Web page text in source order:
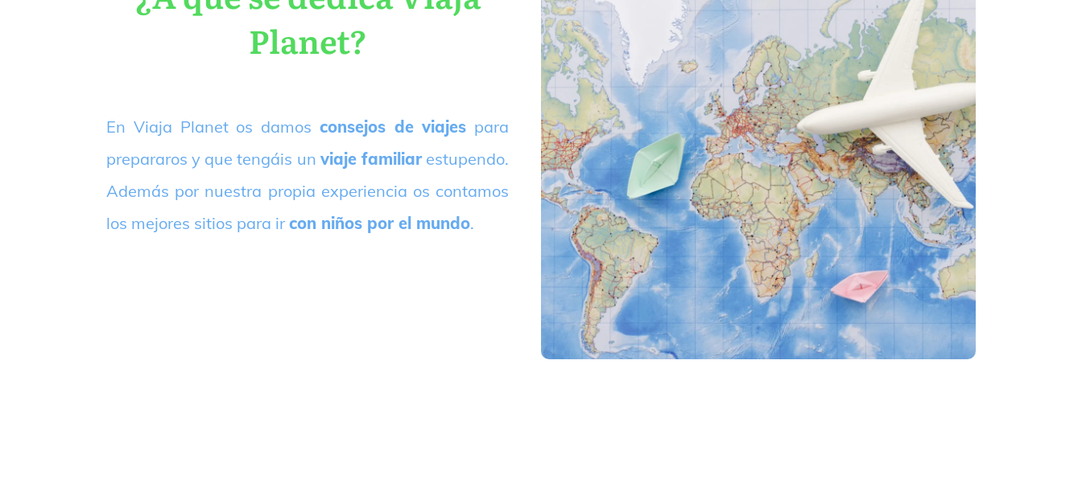
Planet?
En Viaja Planet os damos consejos de viajes para
prepararos y que tengáis un viaje familiarestupendo.
Además por nuestra propia experiencia os contamos
los mejores sitios para ir con niños por el mundo.